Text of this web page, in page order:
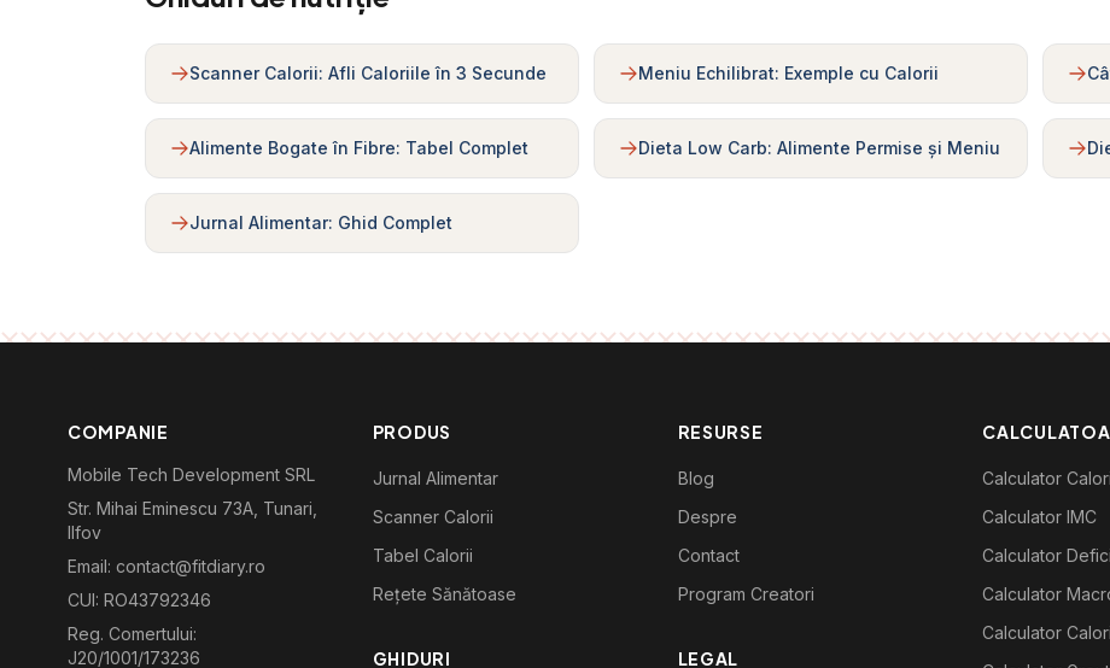
Scanner Calorii: Afli Caloriile în 3 Secunde Meniu Echilibrat: Exemple cu Calorii
Alimente Bogate în Fibre: Tabel Complet Dieta Low Carb: Alimente Permise și Meniu
Jurnal Alimentar: Ghid Complet
COMPANIE
Mobile Tech Development SRL
Str. Mihai Eminescu 73A, Tunari,
Ilfov
Email: contact@fitdiary.ro
CUI: RO43792346
Reg. Comertului:
J20/1001/173236
PRODUS
Jurnal Alimentar
Scanner Calorii
Tabel Calorii
Rețete Sănătoase
GHIDURI
RESURSE
Blog
Despre
Contact
Program Creatori
LEGAL
Calculator
Calculator IMC
Calculator
Calculator
Calculator